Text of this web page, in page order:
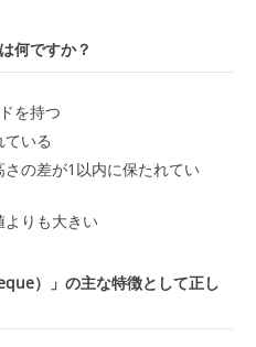
何ですか？
を持つ
いる
の差が1以内に保たれてい
よりも大きい
）」の主な特徴として正し